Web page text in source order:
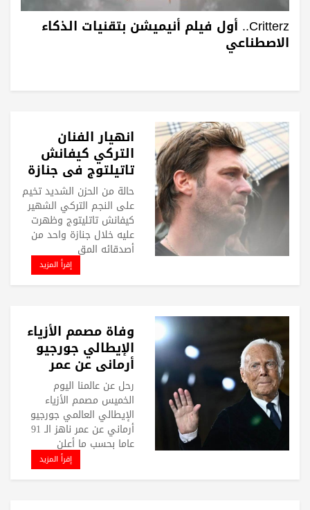
Critterz.. أول فيلم أنيميشن بتقنيات الذكاء
الاصطناعي
انهيار الفنان
التركي كيفانش
تاتيلتوج في جنازة
صديق عمره
حالة من الحزن الشديد تخيم
على النجم التركي الشهير
كيفانش تاتليتوج وظهرت
عليه خلال جنازة واحد من
أصدقائه المق
إقرأ المزيد
وفاة مصمم الأزياء
الإيطالي جورجيو
أرماني عن عمر
ناهز الـ91 عامًا
رحل عن عالمنا اليوم
الخميس مصمم الأزياء
الإيطالي العالمي جورجيو
أرماني عن عمر ناهز الـ 91
عاما بحسب ما أعلن
إقرأ المزيد